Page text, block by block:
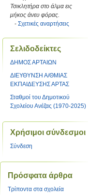
Πρόσφατα άρθρα
Τρίποντα στα σχολεία
Τσικλητήρα στο άλμα εις
μήκος άνευ φόρας.
- Σχετικές αναρτήσεις
Σελιδοδείκτες
ΔΗΜΟΣ ΑΡΤΑΙΩΝ
ΔΙΕΥΘΥΝΣΗ Α/ΘΜΙΑΣ
ΕΚΠΑΙΔΕΥΣΗΣ ΑΡΤΑΣ
Σταθμοί του Δημοτικού
Σχολείου Ανέζας (1970-2025)
Χρήσιμοι σύνδεσμοι
Σύνδεση